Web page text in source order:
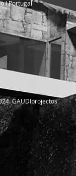
I Portugal
GAUDIprojectos